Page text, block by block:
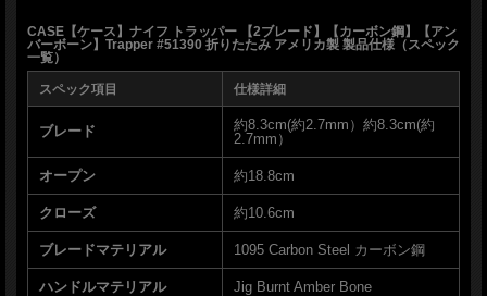
CASE【ケース】ナイフ トラッパー 【2ブレード】【カーボン鋼】【アン
バーボーン】Trapper #51390 折りたたみ アメリカ製 製品仕様（スペック
一覧）
スペック項目 仕様詳細
ブレード
約8.3cm(約2.7mm）約8.3cm(約
2.7mm）
オープン 約18.8cm
クローズ 約10.6cm
ブレードマテリアル 1095 Carbon Steel カーボン鋼
ハンドルマテリアル Jig Burnt Amber Bone